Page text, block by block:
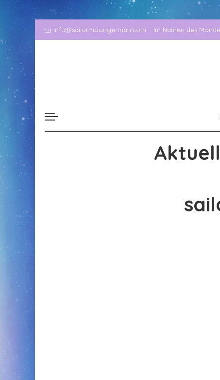
info@sailormoongerman.com Im Namen des